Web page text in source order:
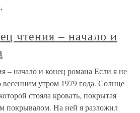
чтения – начало и
– начало и конец романа Если я не
утром 1979 года. Солнце
стояла кровать, покрытая
покрывалом. На ней я разложил